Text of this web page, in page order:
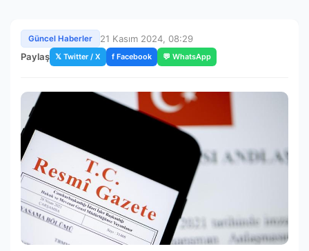
Güncel Haberler
21 Kasım 2024, 08:29
Paylaş 𝕏 Twitter / X f Facebook 💬 WhatsApp